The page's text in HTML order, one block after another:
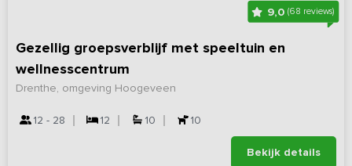
9,0 (68 reviews)
Gezellig groepsverblijf met speeltuin en
wellnesscentrum
Drenthe, omgeving Hoogeveen
12 - 28 12 10 10
Bekijk details